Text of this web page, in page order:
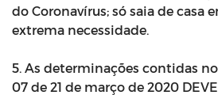
do Coronavírus; só saia de casa
extrema necessidade.
5. As determinações contidas
07 de 21 de março de 2020